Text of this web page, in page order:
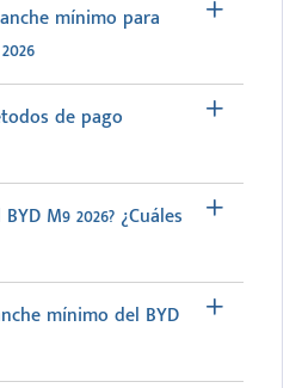
mínimo para
de pago
M9 2026? ¿Cuáles
mínimo del BYD